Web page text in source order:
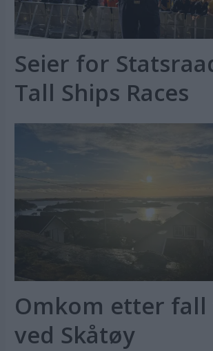
Seier for
Tall Ships Races
Omkom etter
ved Skåtøy